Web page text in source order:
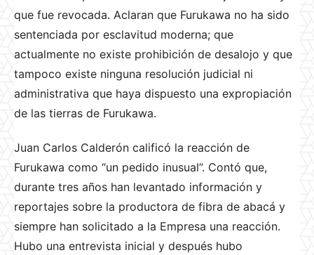
que fue revocada. Aclaran que Furukawa no ha sido
sentenciada por esclavitud moderna; que
actualmente no existe prohibición de desalojo y que
tampoco existe ninguna resolución judicial ni
administrativa que haya dispuesto una expropiación
de las tierras de Furukawa.
Juan Carlos Calderón calificó la reacción de
Furukawa como “un pedido inusual”. Contó que,
durante tres años han levantado información y
reportajes sobre la productora de fibra de abacá y
siempre han solicitado a la Empresa una reacción.
Hubo una entrevista inicial y después hubo